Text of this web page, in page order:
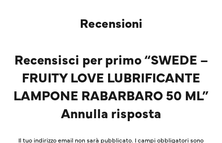
Recensioni
Recensisci per primo “SWEDE –
FRUITY LOVE LUBRIFICANTE
LAMPONE RABARBARO 50 ML”
Annulla risposta
Il tuo indirizzo email non sarà pubblicato. I campi obbligatori sono